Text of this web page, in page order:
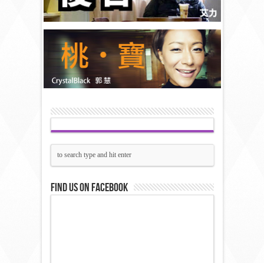
Find us on Facebook